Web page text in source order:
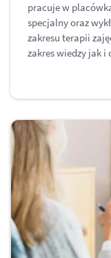
pracuje w
specjalny oraz
zakresu terapii
zakres wiedzy jak i